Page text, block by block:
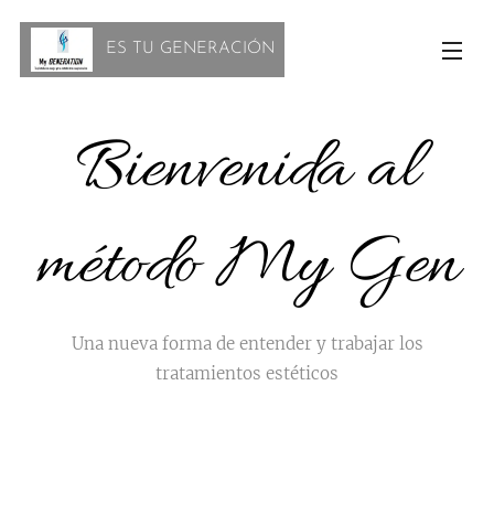
ES TU GENERACIÓN
Bienvenida al
método My Gen
Una nueva forma de entender y trabajar los
tratamientos estéticos